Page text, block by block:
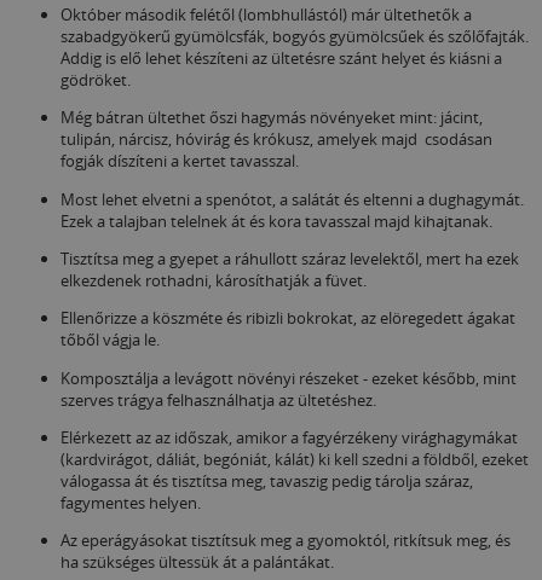
Október második felétől (lombhullástól) már ültethetők a
szabadgyökerű gyümölcsfák, bogyós gyümölcsűek és szőlőfajták.
Addig is elő lehet készíteni az ültetésre szánt helyet és kiásni a
gödröket.
Még bátran ültethet őszi hagymás növényeket mint: jácint,
tulipán, nárcisz, hóvirág és krókusz, amelyek majd csodásan
fogják díszíteni a kertet tavasszal.
Most lehet elvetni a spenótot, a salátát és eltenni a dughagymát.
Ezek a talajban telelnek át és kora tavasszal majd kihajtanak.
Tisztítsa meg a gyepet a ráhullott száraz levelektől, mert ha ezek
elkezdenek rothadni, károsíthatják a füvet.
Ellenőrizze a köszméte és ribizli bokrokat, az elöregedett ágakat
tőből vágja le.
Komposztálja a levágott növényi részeket - ezeket később, mint
szerves trágya felhasználhatja az ültetéshez.
Elérkezett az az időszak, amikor a fagyérzékeny virághagymákat
(kardvirágot, dáliát, begóniát, kálát) ki kell szedni a földből, ezeket
válogassa át és tisztítsa meg, tavaszig pedig tárolja száraz,
fagymentes helyen.
Az eperágyásokat tisztítsuk meg a gyomoktól, ritkítsuk meg, és
ha szükséges ültessük át a palántákat.